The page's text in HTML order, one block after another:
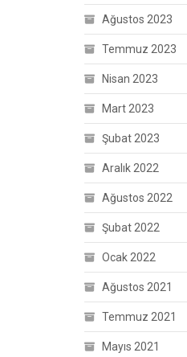
Ağustos 2023
Temmuz 2023
Nisan 2023
Mart 2023
Şubat 2023
Aralık 2022
Ağustos 2022
Şubat 2022
Ocak 2022
Ağustos 2021
Temmuz 2021
Mayıs 2021